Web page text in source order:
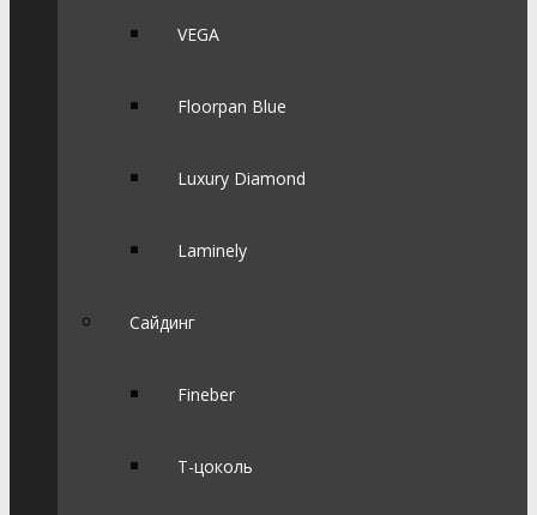
VEGA
Floorpan Blue
Luxury Diamond
Laminely
Сайдинг
Fineber
Т-цоколь